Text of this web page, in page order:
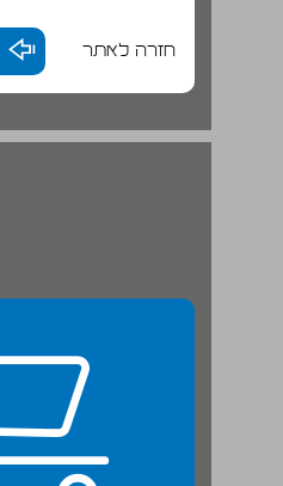
חזרה לאתר